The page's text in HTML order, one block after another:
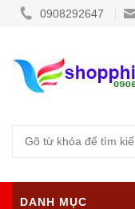
0908292647
DANH MỤC